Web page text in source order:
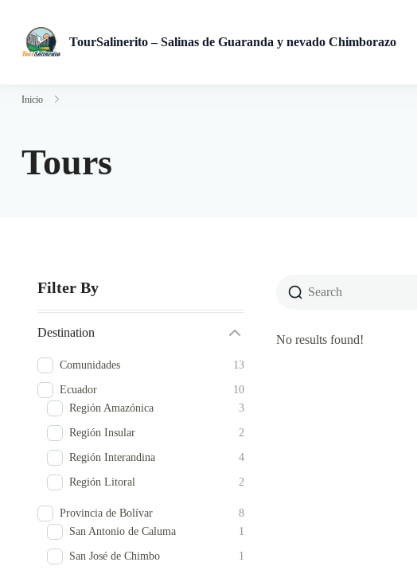
TourSalinerito – Salinas de Guaranda y nevado Chimborazo
Inicio
Tours
Filter By
Destination
Comunidades 13
Ecuador
10
Región Amazónica
3
Región Insular 2
Región Interandina 4
Región Litoral 2
Provincia de Bolívar
8
San Antonio de Caluma
1
San José de Chimbo 1
No results found!